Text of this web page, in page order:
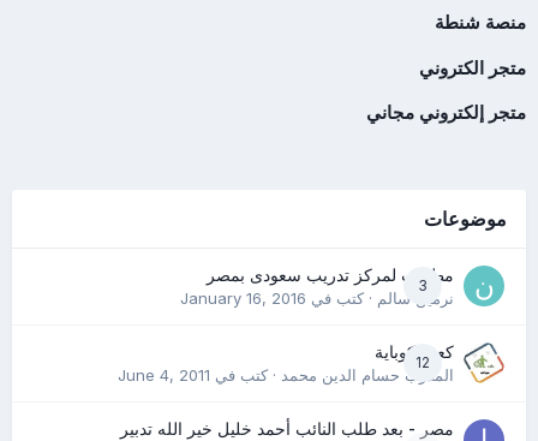
منصة شنطة
متجر الكتروني
متجر إلكتروني مجاني
موضوعات
3
مطلوب لمركز تدريب سعودى بمصر
نرمين سالم· كتب في January 16, 2016
12
كعب كوباية
المدرب حسام الدين محمد· كتب في June 4, 2011
مصر - بعد طلب النائب أحمد خليل خير الله تدبير